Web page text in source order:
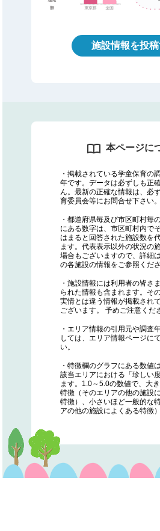
施設情報を投
本ページに
・掲載されている学童保育の
年です。データは必ずしも正
ん。最新の正確な情報は、必
育委員会等にお問合せ下さい。
・都道府県毎及び市区町村毎
にある数字は、市区町村内で
はまると回答された施設数を
ます。代表表示以外の状況の
場合もございますので、詳細
の各施設の情報をご参照くださ
・施設情報には利用者の皆さ
られた情報も含まれます。そ
実情とは違う情報が掲載され
ございます。 予めご注意くだ
・エリア情報の引用元や調査
しては、エリア情報ページに
い。
・特徴欄のグラフにある数値
該当エリアにおける「珍しい
ます。1.0～5.0の数値で、大
特徴（そのエリアの他の施設
特徴）、小さいほど一般的な
アの他の施設によくある特徴